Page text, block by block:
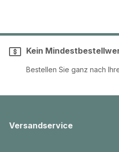
Kein
Bestellen Sie ganz nach
Versandservice